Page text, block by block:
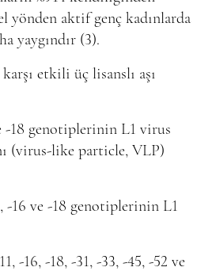
yönden aktif genç kadınlarda
yaygındır (3).
etkili üç lisanslı aşı
-18 genotiplerinin L1 virus
(virus-like particle, VLP)
-16 ve -18 genotiplerinin L1
-16, -18, -31, -33, -45, -52 ve